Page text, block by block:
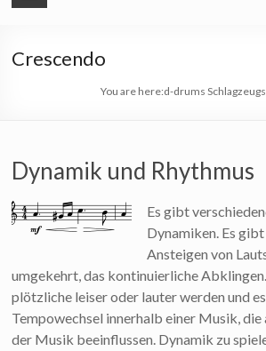
Crescendo
You are here:d-drums
Dynamik und Rhythmus
Es gibt
Dynamiken. Es
Ansteigen von
umgekehrt, das kontinuierliche
plötzliche leiser oder lauter werden und
Tempowechsel innerhalb einer Musik, die
der Musik beeinflussen. Dynamik zu